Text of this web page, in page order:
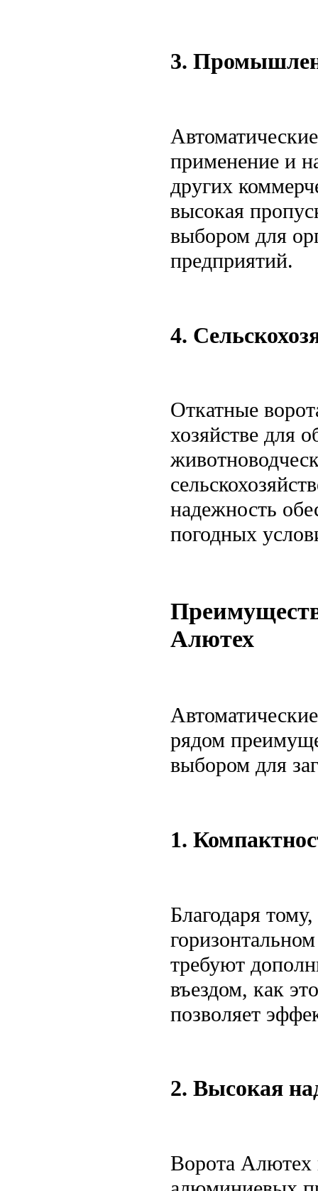
3.
применение и
других
высокая
выбором для
предприятий.
4.
Откатные
хозяйстве для
надежность
погодных
Алютех
рядом
выбором для
1.
Благодаря
требуют
въездом, как
позволяет
2. Высокая
Ворота Алютех